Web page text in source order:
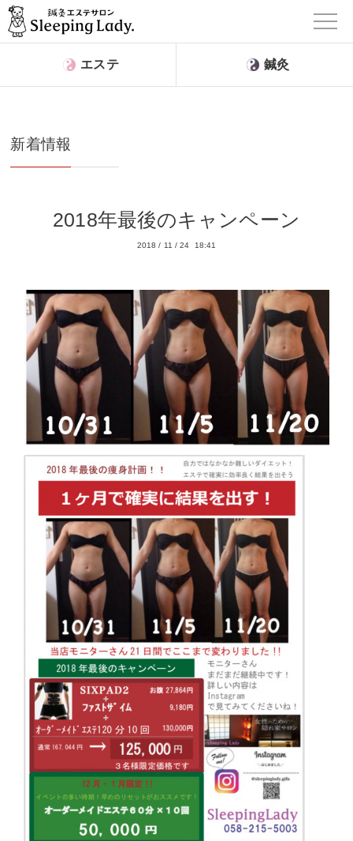
エステ 鍼灸
新着情報
2018年最後のキャンペーン
2018 / 11 /24 18:41